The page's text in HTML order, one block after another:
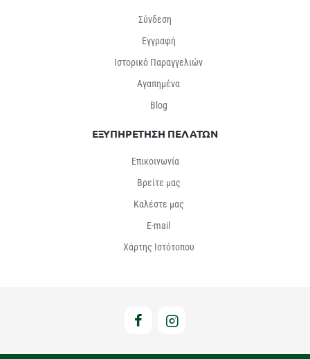
Σύνδεση
Εγγραφή
Ιστορικό Παραγγελιών
Αγαπημένα
Βlog
ΕΞΥΠΗΡΕΤΗΣΗ ΠΕΛΑΤΩΝ
Επικοινωνία
Βρείτε μας
Καλέστε μας
E-mail
Χάρτης Ιστότοπου